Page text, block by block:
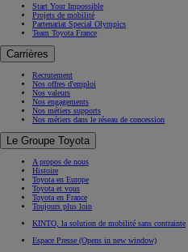
Start Your Impossible
Projets de mobilité
Partenariat Special Olympics
Team Toyota France
Carrières
Recrutement
Nos offres d'emploi
Nos valeurs
Nos engagements
Nos métiers supports
Nos métiers dans le réseau de concession
Le Groupe Toyota
A propos de nous
Histoire
Toyota en Europe
Toyota et vous
Toyota en France
Toujours plus loin
KINTO, la solution de mobilité sans contrainte
Espace Presse (Opens in new window)